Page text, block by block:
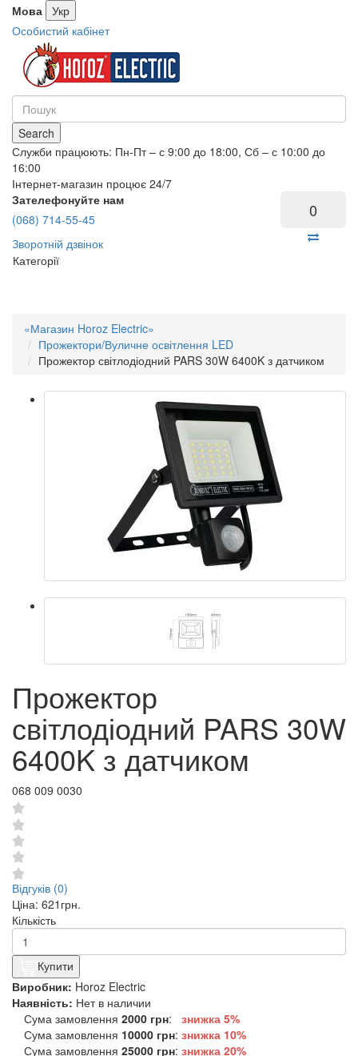
Мова Укр
Особистий кабінет
Search
Служби працюють: Пн-Пт – с 9:00 до 18:00, Сб – с 10:00 до
16:00
Інтернет-магазин процює 24/7
Зателефонуйте нам
(068) 714-55-45
Зворотній дзвінок
0
Категорії
«Магазин Horoz Electric»
Прожектори/Вуличне освітлення LED
Прожектор світлодіодний PARS 30W 6400K з датчиком
Прожектор
світлодіодний PARS 30W
6400K з датчиком
068 009 0030
Відгуків (0)
Ціна: 621грн.
Кількість
Купити
Виробник: Horoz Electric
Наявність: Нет в наличии
Сума замовлення 2000 грн:
знижка 5%
Сума замовлення 10000 грн: знижка 10%
Сума замовлення 25000 грн: знижка 20%